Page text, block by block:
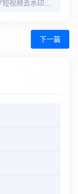
下一篇